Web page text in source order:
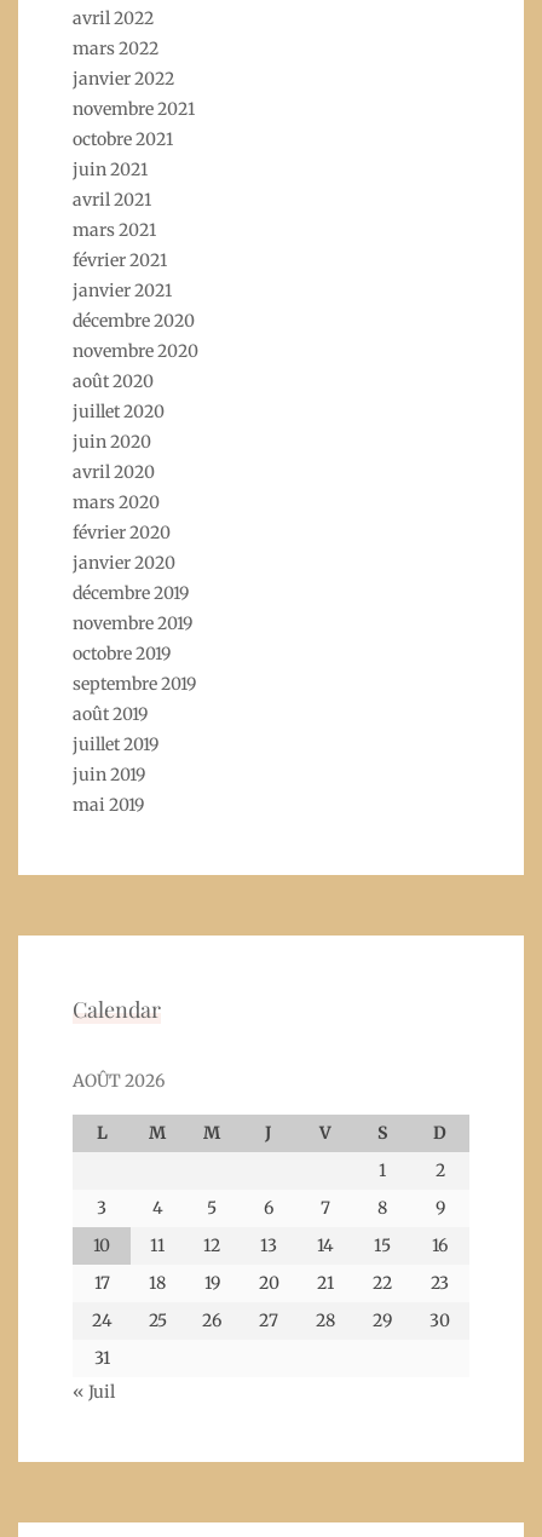
avril 2022
mars 2022
janvier 2022
novembre 2021
octobre 2021
juin 2021
avril 2021
mars 2021
février 2021
janvier 2021
décembre 2020
novembre 2020
août 2020
juillet 2020
juin 2020
avril 2020
mars 2020
février 2020
janvier 2020
décembre 2019
novembre 2019
octobre 2019
septembre 2019
août 2019
juillet 2019
juin 2019
mai 2019
Calendar
AOÛT 2026
L M M J V S
D
1
2
3
4 5 6 7 8
9
10
11 12 13 14 15
16
17
18 19 20 21 22
23
24
25 26 27 28 29
30
31
« Juil